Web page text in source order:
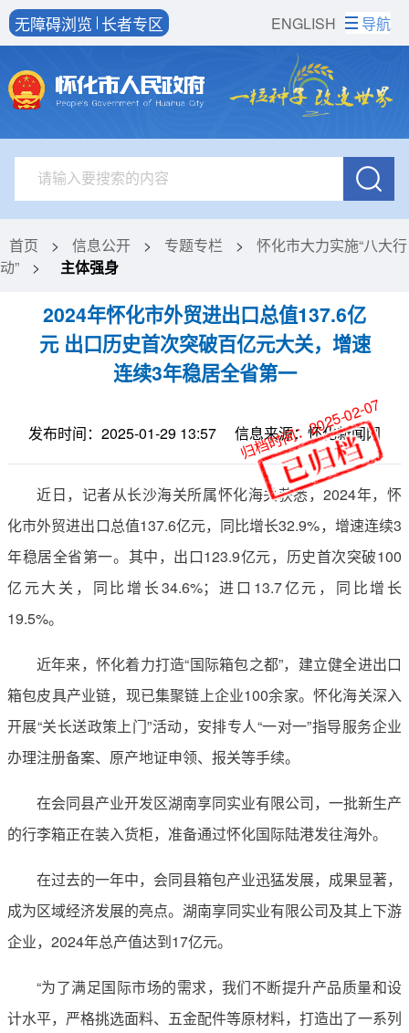
ENGLISH
无障碍浏览 长者专区 导航
首页 > 信息公开 > 专题专栏 >
怀化市大力实施“八大行
动”
> 主体强身
2024年怀化市外贸进出口总值137.6亿
元 出口历史首次突破百亿元大关，增速
连续3年稳居全省第一
发布时间：2025-01-29 13:57 信息来源：怀化新闻网
近日，记者从长沙海关所属怀化海关获悉，2024年，怀
化市外贸进出口总值137.6亿元，同比增长32.9%，增速连续3
年稳居全省第一。其中，出口123.9亿元，历史首次突破100
亿元大关，同比增长34.6%；进口13.7亿元，同比增长
19.5%。
近年来，怀化着力打造“国际箱包之都”，建立健全进出口
箱包皮具产业链，现已集聚链上企业100余家。怀化海关深入
开展“关长送政策上门”活动，安排专人“一对一”指导服务企业
办理注册备案、原产地证申领、报关等手续。
在会同县产业开发区湖南享同实业有限公司，一批新生产
的行李箱正在装入货柜，准备通过怀化国际陆港发往海外。
在过去的一年中，会同县箱包产业迅猛发展，成果显著，
成为区域经济发展的亮点。湖南享同实业有限公司及其上下游
企业，2024年总产值达到17亿元。
“为了满足国际市场的需求，我们不断提升产品质量和设
计水平，严格挑选面料、五金配件等原材料，打造出了一系列
归档时间：2025-02-07